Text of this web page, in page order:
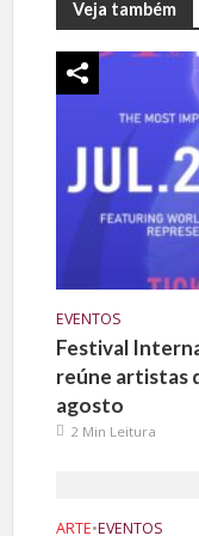
Veja também
EVENTOS
Festival
reúne artistas
agosto
2 Min Leitura
ARTE•EVENTOS